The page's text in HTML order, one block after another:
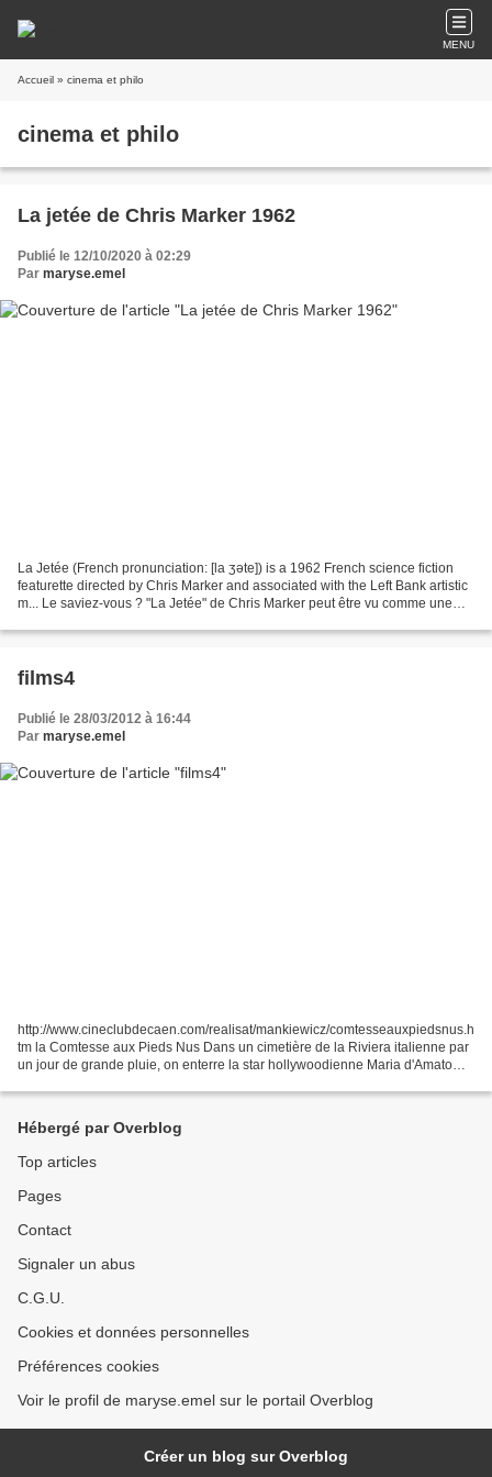
MENU
Accueil » cinema et philo
cinema et philo
La jetée de Chris Marker 1962
Publié le 12/10/2020 à 02:29
Par maryse.emel
La Jetée (French pronunciation: ​[la ʒəte]) is a 1962 French science fiction
featurette directed by Chris Marker and associated with the Left Bank artistic
m... Le saviez-vous ? "La Jetée" de Chris Marker peut être vu comme une
films4
Publié le 28/03/2012 à 16:44
Par maryse.emel
http://www.cineclubdecaen.com/realisat/mankiewicz/comtesseauxpiedsnus.h
tm la Comtesse aux Pieds Nus Dans un cimetière de la Riviera italienne par
un jour de grande pluie, on enterre la star hollywoodienne Maria d'Amato
Hébergé par Overblog
Top articles
Pages
Contact
Signaler un abus
C.G.U.
Cookies et données personnelles
Préférences cookies
Voir le profil de maryse.emel sur le portail Overblog
Créer un blog sur Overblog